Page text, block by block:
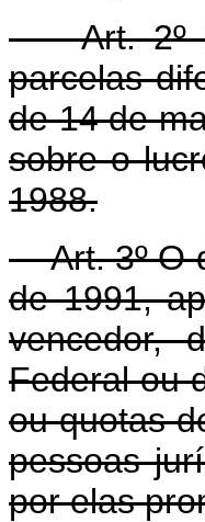
Art. 2º O
parcelas
de 14 de
sobre o
1988.
Art. 3º O
de 1991,
vencedor,
Federal ou
ou quotas
pessoas
por elas